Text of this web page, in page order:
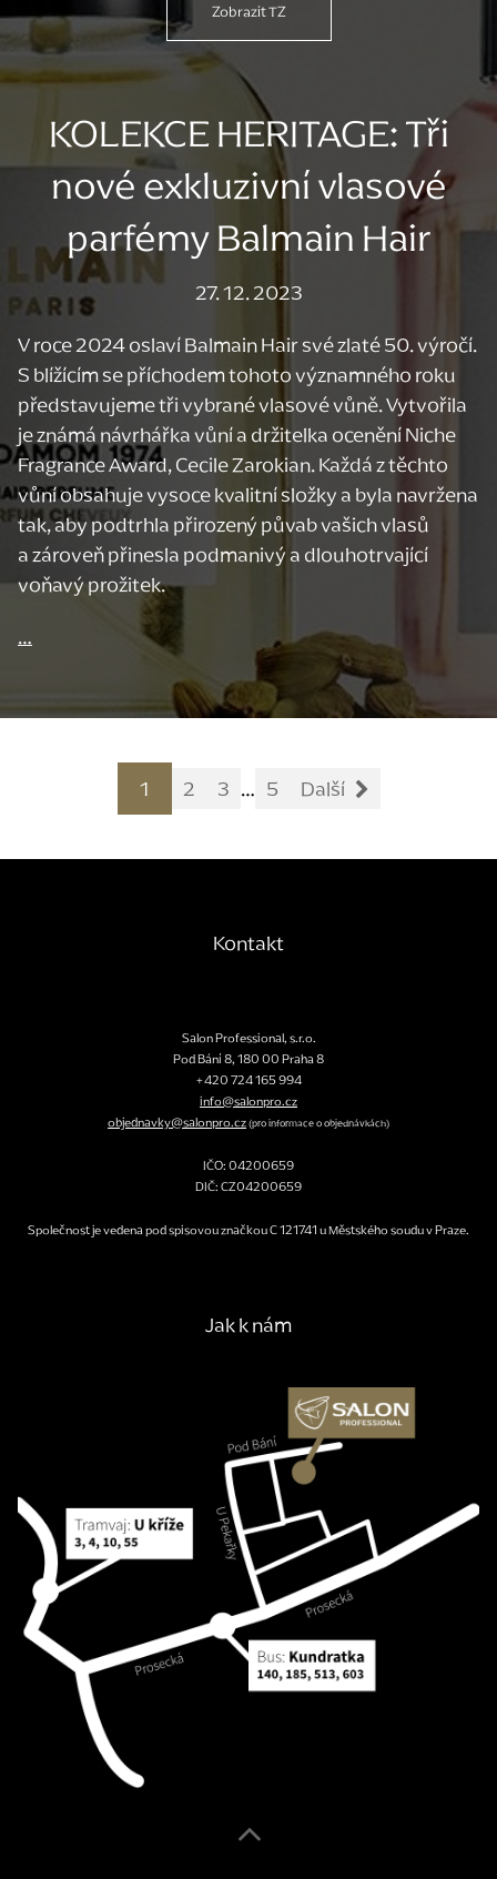
Zobrazit TZ
KOLEKCE HERITAGE: Tři
nové exkluzivní vlasové
parfémy Balmain Hair
27. 12. 2023
V roce 2024 oslaví Balmain Hair své zlaté 50. výročí.
S blížícím se příchodem tohoto významného roku
představujeme tři vybrané vlasové vůně. Vytvořila
je známá návrhářka vůní a držitelka ocenění Niche
Fragrance Award, Cecile Zarokian. Každá z těchto
vůní obsahuje vysoce kvalitní složky a byla navržena
tak, aby podtrhla přirozený půvab vašich vlasů
a zároveň přinesla podmanivý a dlouhotrvající
voňavý prožitek.
…
1 2 3 … 5 Další
Kontakt
Salon Professional, s.r.o.
Pod Bání 8,180 00Praha 8
+420 724 165 994
info@salonpro.cz
objednavky@salonpro.cz(pro informace o objednávkách)
IČO: 04200659
DIČ: CZ04200659
Společnost je vedena pod spisovou značkou C 121741 u Městského soudu v Praze.
Jak k nám